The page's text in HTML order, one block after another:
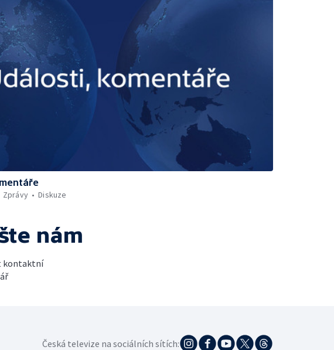
Zprávy Diskuze
nám
kontaktní
Česká televize na sociálních sítích: